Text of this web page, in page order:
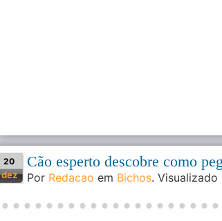
20
dez
Cão esperto descobre como
Por Redacao em Bichos. Visualizado